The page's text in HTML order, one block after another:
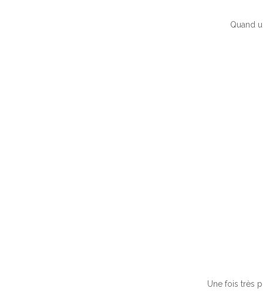
Quand
Une fois très